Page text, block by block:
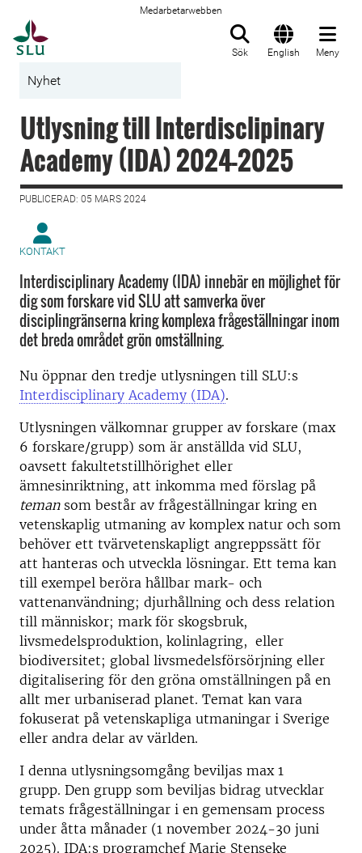
Medarbetarwebben
Sök English Meny
Nyhet
Utlysning till Interdisclipinary
Academy (IDA) 2024-2025
PUBLICERAD: 05 MARS 2024
KONTAKT
Interdisciplinary Academy (IDA) innebär en möjlighet för
dig som forskare vid SLU att samverka över
disciplingränserna kring komplexa frågeställningar inom
det breda området grön omställning.
Nu öppnar den tredje utlysningen till SLU:s
Interdisciplinary Academy (IDA).
Utlysningen välkomnar grupper av forskare (max
6 forskare/grupp) som är anställda vid SLU,
oavsett fakultetstillhörighet eller
ämnesinriktning, att inkomma med förslag på
teman som består av frågeställningar kring en
vetenskaplig utmaning av komplex natur och som
behöver ett tvärvetenskapligt angreppssätt för
att hanteras och utveckla lösningar. Ett tema kan
till exempel beröra hållbar mark- och
vattenanvändning; djurhållning och dess relation
till människor; mark för skogsbruk,
livsmedelsproduktion, kolinlagring, eller
biodiversitet; global livsmedelsförsörjning eller
digitalisering för den gröna omställningen på en
allt mer urbaniserad planet. Temat kan vara
fokuserat på vetenskapliga utmaningar i Sverige
eller andra delar av världen.
I denna utlysningsomgång beviljas max 1
grupp. Den grupp som beviljas bidrag utvecklar
temats frågeställningar i en gemensam process
under åtta månader (1 november 2024-30 juni
2025). IDA:s programchef Marie Stenseke